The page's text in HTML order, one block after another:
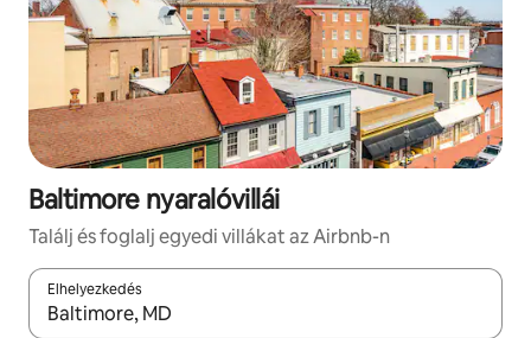
Baltimore nyaralóvillái
Találj és foglalj egyedi villákat az Airbnb-n
Elhelyezkedés
Az eredmények között a felfelé és a lefelé nyíllal